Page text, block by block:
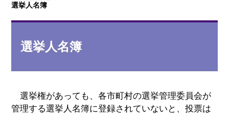
選挙人名簿
選挙人名簿
選挙権があっても、各市町村の選挙管理委員会が
管理する選挙人名簿に登録されていないと、投票は